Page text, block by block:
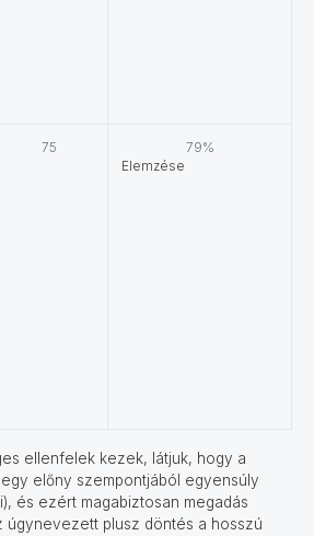
75
79%
Elemzése
ellenfelek kezek, látjuk, hogy a
előny szempontjából egyensúly
és ezért magabiztosan megadás
úgynevezett plusz döntés a hosszú